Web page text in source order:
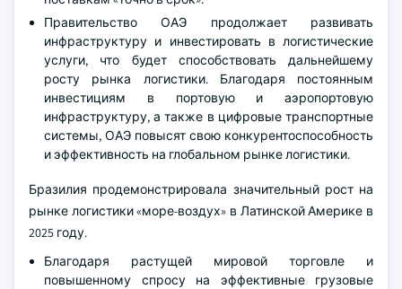
Правительство ОАЭ продолжает развивать
инфраструктуру и инвестировать в логистические
услуги, что будет способствовать дальнейшему
росту рынка логистики. Благодаря постоянным
инвестициям в портовую и аэропортовую
инфраструктуру, а также в цифровые транспортные
системы, ОАЭ повысят свою конкурентоспособность
и эффективность на глобальном рынке логистики.
Бразилия продемонстрировала значительный рост на
рынке логистики «море-воздух» в Латинской Америке в
2025 году.
Благодаря растущей мировой торговле и
повышенному спросу на эффективные грузовые